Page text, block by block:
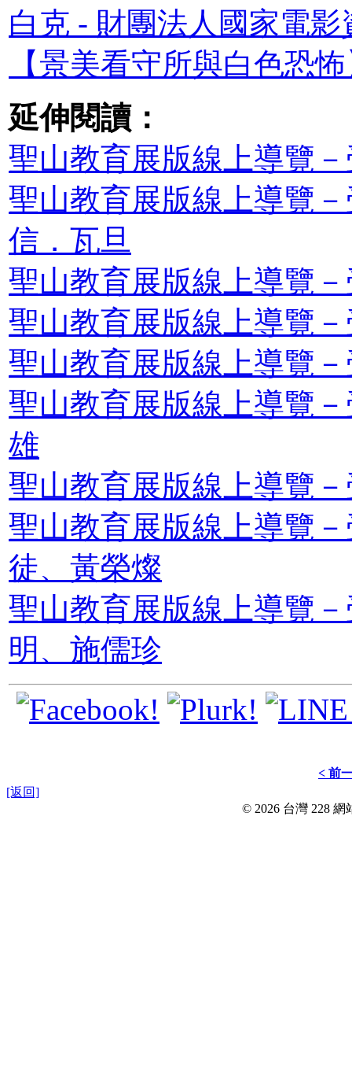
白克 - 財團法人國家電
【景美看守所與白色恐
延伸閱讀：
聖山教育展版線上導覽
聖山教育展版線上導覽
信．瓦旦
聖山教育展版線上導覽
聖山教育展版線上導覽
聖山教育展版線上導覽
聖山教育展版線上導覽
雄
聖山教育展版線上導覽
聖山教育展版線上導覽
徒、黃榮燦
聖山教育展版線上導覽
明、施儒珍
< 前
[返回]
© 2026 台灣 228 網